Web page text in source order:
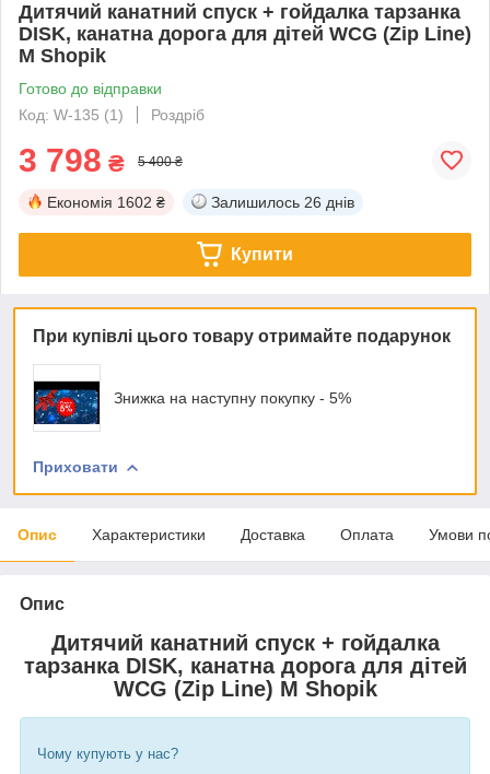
Дитячий канатний спуск + гойдалка тарзанка
DISK, канатна дорога для дітей WCG (Zip Line)
M Shopik
Готово до відправки
Код: W-135 (1)
Роздріб
3 798 ₴ 5 400 ₴
Економія 1602 ₴ Залишилось 26 днів
Купити
При купівлі цього товару отримайте подарунок
Знижка на наступну покупку - 5%
Приховати
Опис Характеристики Доставка Оплата Умови
Опис
Дитячий канатний спуск + гойдалка
тарзанка DISK, канатна дорога для дітей
WCG (Zip Line) M Shopik
Чому купують у нас?